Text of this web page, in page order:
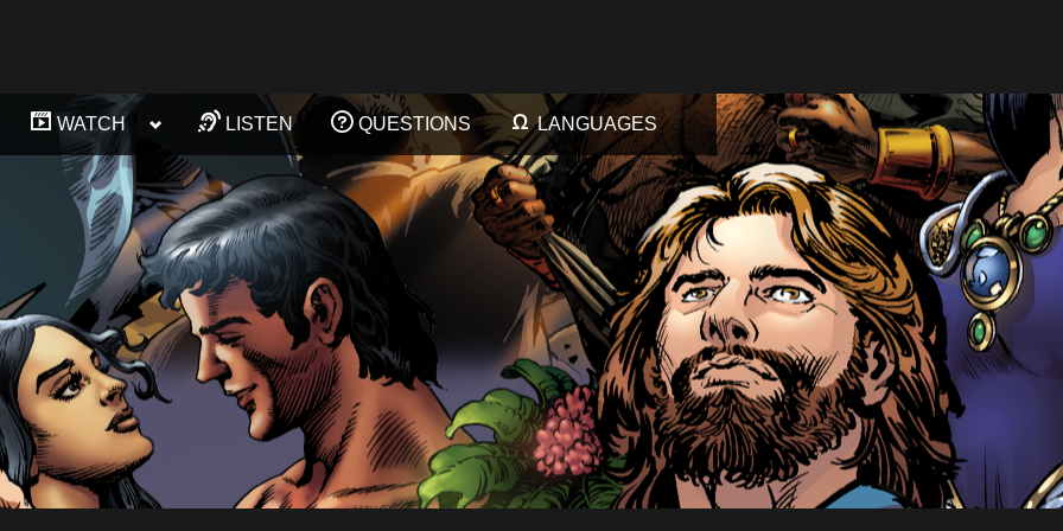
Toggle
menu
Toggle
sub-
menu
Toggle
sub-
menu
Toggle
sub-
menu
Toggle
sub-
menu
Toggle
sub-
menu
Toggle
sub-
WATCH
Toggle
menu
Toggle
sub-
menu
Toggle
sub-
menu
Toggle
sub-
menu
Toggle
sub-
menu
Toggle
sub-
menu
LISTEN QUESTIONS LANGUAGES